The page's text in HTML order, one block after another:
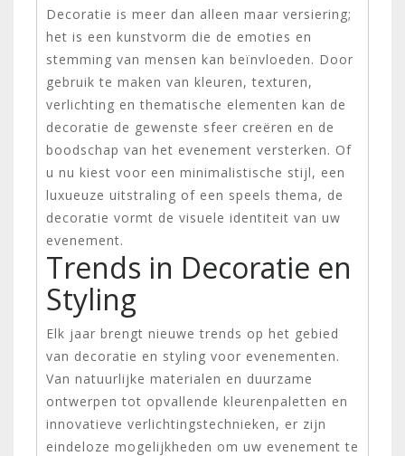
Decoratie is meer dan alleen maar versiering;
het is een kunstvorm die de emoties en
stemming van mensen kan beïnvloeden. Door
gebruik te maken van kleuren, texturen,
verlichting en thematische elementen kan de
decoratie de gewenste sfeer creëren en de
boodschap van het evenement versterken. Of
u nu kiest voor een minimalistische stijl, een
luxueuze uitstraling of een speels thema, de
decoratie vormt de visuele identiteit van uw
evenement.
Trends in Decoratie en
Styling
Elk jaar brengt nieuwe trends op het gebied
van decoratie en styling voor evenementen.
Van natuurlijke materialen en duurzame
ontwerpen tot opvallende kleurenpaletten en
innovatieve verlichtingstechnieken, er zijn
eindeloze mogelijkheden om uw evenement te